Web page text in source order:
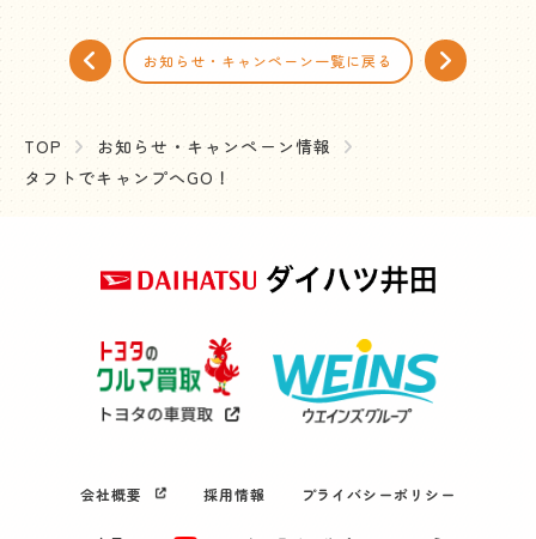
お知らせ・キャンペーン一覧に戻る
TOP
お知らせ・キャンペーン情報
タフトでキャンプへGO！
会社概要 採用情報 プライバシーポリシー